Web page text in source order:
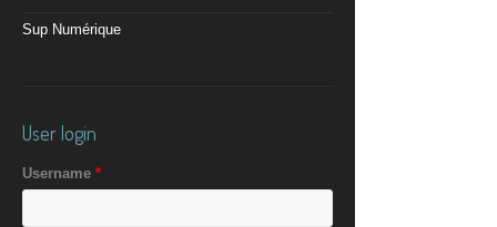
Sup Numérique
User login
Username *